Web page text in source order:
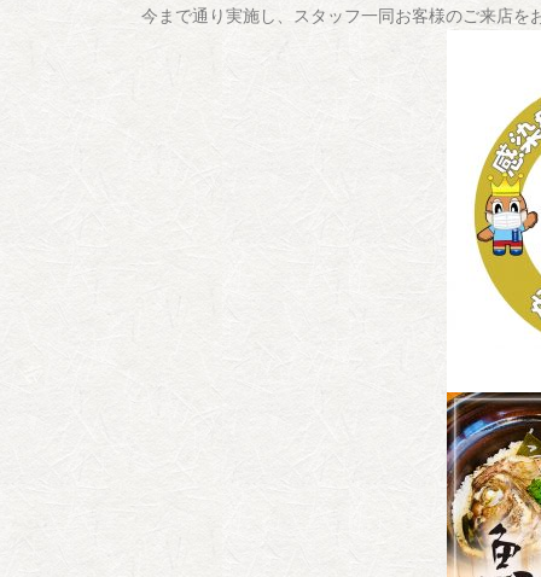
今まで通り実施し、スタッフ一同お客様のご来店を